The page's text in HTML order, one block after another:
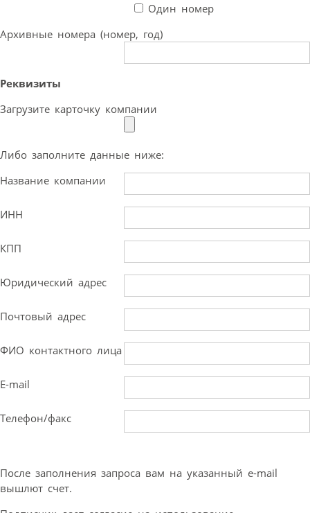
Один номер
Архивные номера (номер, год)
Реквизиты
Загрузите карточку компании
Либо заполните данные ниже:
Название компании
ИНН
КПП
Юридический адрес
Почтовый адрес
ФИО контактного лица
E-mail
Телефон/факс
После заполнения запроса вам на указанный e-mail
вышлют счет.